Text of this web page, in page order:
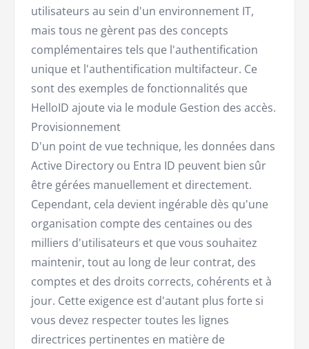
utilisateurs au sein d'un environnement IT,
mais tous ne gèrent pas des concepts
complémentaires tels que l'authentification
unique et l'authentification multifacteur. Ce
sont des exemples de fonctionnalités que
HelloID ajoute via le module Gestion des accès.
Provisionnement
D'un point de vue technique, les données dans
Active Directory ou Entra ID peuvent bien sûr
être gérées manuellement et directement.
Cependant, cela devient ingérable dès qu'une
organisation compte des centaines ou des
milliers d'utilisateurs et que vous souhaitez
maintenir, tout au long de leur contrat, des
comptes et des droits corrects, cohérents et à
jour. Cette exigence est d'autant plus forte si
vous devez respecter toutes les lignes
directrices pertinentes en matière de